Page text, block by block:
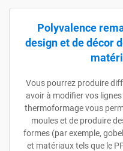
Polyvalence
design et de décor
Vous pourrez produire
avoir à modifier vos
thermoformage vous
moules et de produire
formes (par exemple,
et matériaux tels que le